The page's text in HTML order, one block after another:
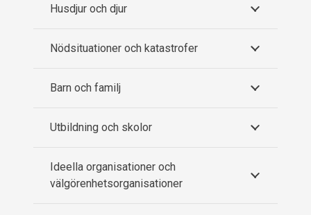
Husdjur och djur
Nödsituationer och katastrofer
Barn och familj
Utbildning och skolor
Ideella organisationer och
välgörenhetsorganisationer